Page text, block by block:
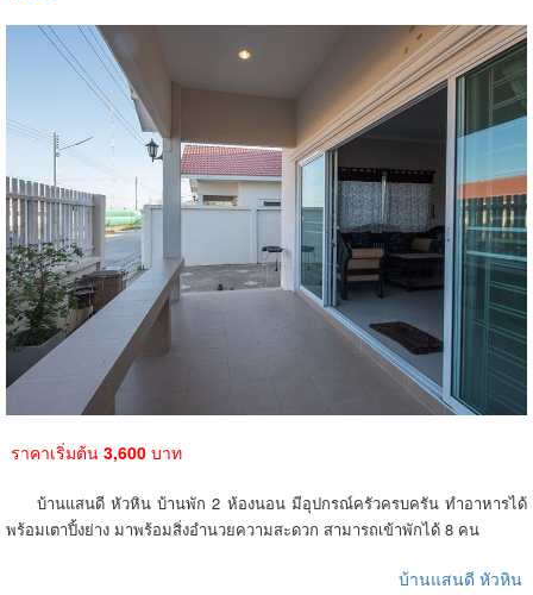
ราคาเริ่มต้น 3,600 บาท
บ้านแสนดี หัวหิน บ้านพัก 2 ห้องนอน มีอุปกรณ์ครัวครบครัน ทำอาหารได้
พร้อมเตาปิ้งย่าง มาพร้อมสิ่งอำนวยความสะดวก สามารถเข้าพักได้ 8 คน
บ้านแสนดี หัวหิน